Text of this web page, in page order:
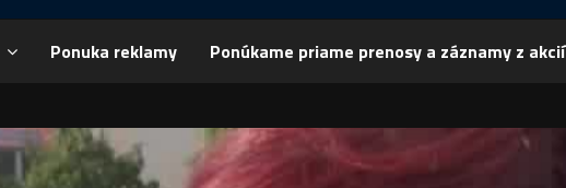
Ponuka reklamy Ponúkame priame prenosy a záznamy z akcií